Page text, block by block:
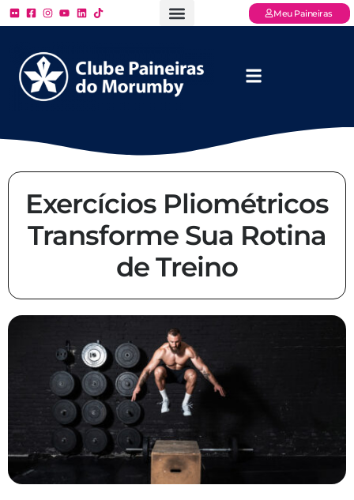
Meu Paineiras
Exercícios Pliométricos
Transforme Sua Rotina
de Treino